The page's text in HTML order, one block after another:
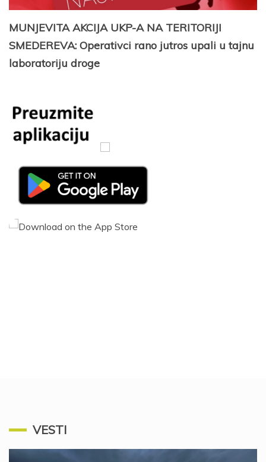
MUNJEVITA AKCIJA UKP-A NA TERITORIJI
SMEDEREVA: Operativci rano jutros upali u tajnu
laboratoriju droge
VESTI